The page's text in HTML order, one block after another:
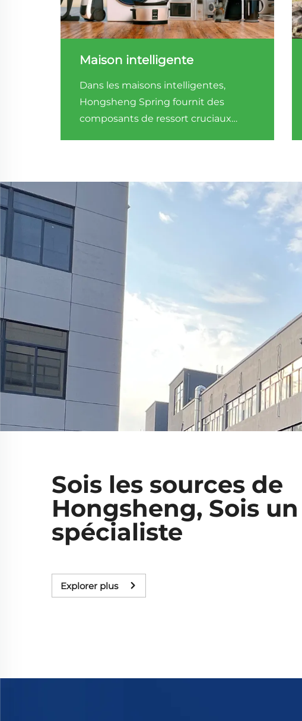
Maison intelligente
Dans les maisons intelligentes,
Hongsheng Spring fournit des
composants de ressort cruciaux
intelligents, etc.
Sois les sources de
Hongsheng, Sois un
spécialiste
Explorer plus